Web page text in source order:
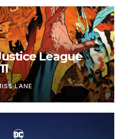
League
LANE